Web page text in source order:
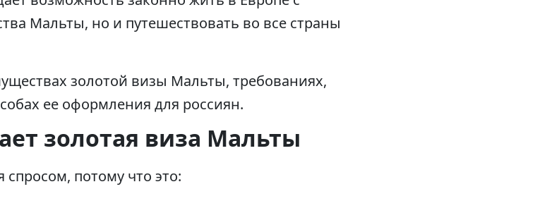
Мальты, но и путешествовать во все страны
золотой визы Мальты, требованиях,
ее оформления для россиян.
золотая виза Мальты
потому что это: